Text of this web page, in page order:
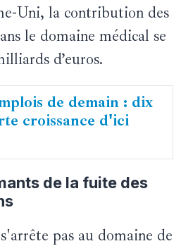
Uni, la contribution des
le domaine médical se
d’euros.
de demain : dix
croissance d'ici
de la fuite des
pas au domaine de